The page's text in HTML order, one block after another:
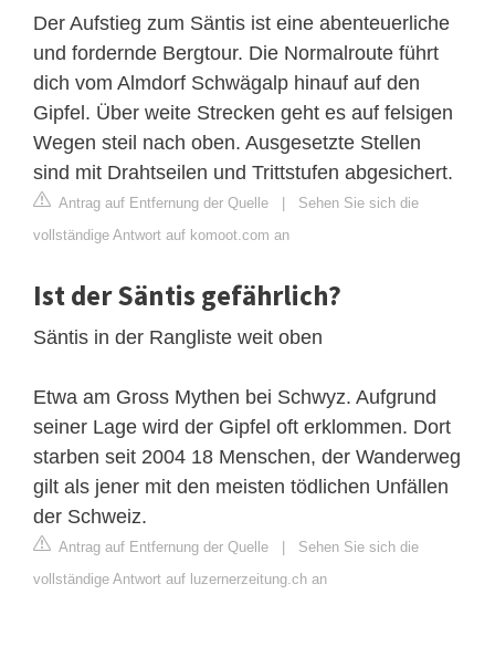
Der Aufstieg zum Säntis ist eine abenteuerliche
und fordernde Bergtour. Die Normalroute führt
dich vom Almdorf Schwägalp hinauf auf den
Gipfel. Über weite Strecken geht es auf felsigen
Wegen steil nach oben. Ausgesetzte Stellen
sind mit Drahtseilen und Trittstufen abgesichert.
Antrag auf Entfernung der Quelle | Sehen Sie sich die
vollständige Antwort auf komoot.com an
Ist der Säntis gefährlich?
Säntis in der Rangliste weit oben
Etwa am Gross Mythen bei Schwyz. Aufgrund
seiner Lage wird der Gipfel oft erklommen. Dort
starben seit 2004 18 Menschen, der Wanderweg
gilt als jener mit den meisten tödlichen Unfällen
der Schweiz.
Antrag auf Entfernung der Quelle | Sehen Sie sich die
vollständige Antwort auf luzernerzeitung.ch an